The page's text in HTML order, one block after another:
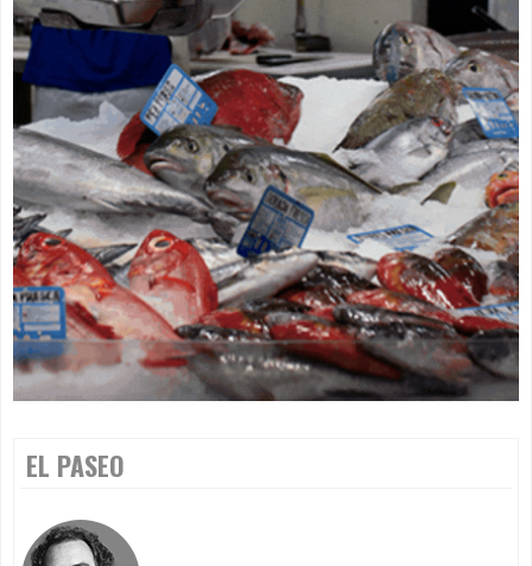
EL PASEO